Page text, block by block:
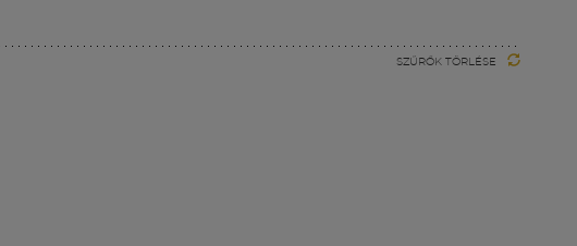
SZŰRŐK TÖRLÉSE